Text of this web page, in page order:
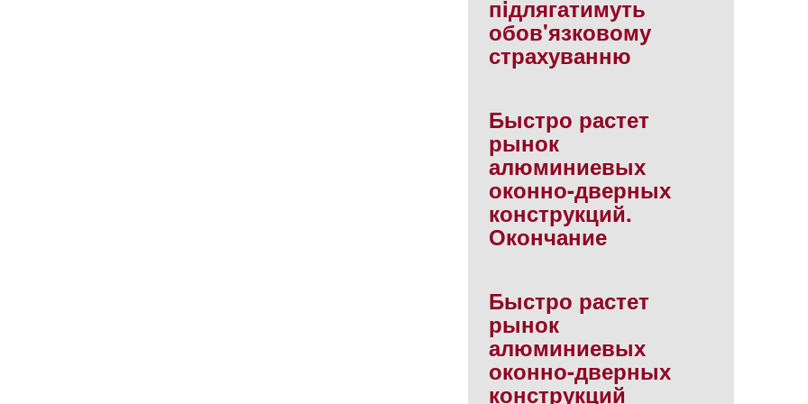
пiдлягатимуть
обов'язковому
страхуванню
Быстро растет
рынок
алюминиевых
оконно-дверных
конструкций.
Окончание
Быстро растет
рынок
алюминиевых
оконно-дверных
конструкций